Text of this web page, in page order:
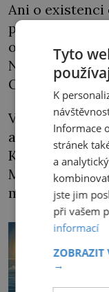
Ani o
potuchy, a
o
„tulením
Nová Morava
Ochranov, se
V letech
a červený
Kristián David,
Mojžíš“, ho
místních
Tyto
K
Informace
stránek
a
jste jim
při vašem
informací
ZOBRAZIT
→